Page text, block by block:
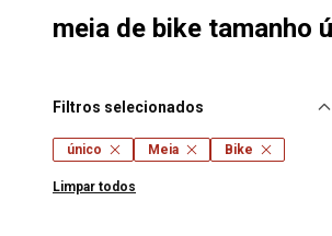
meia de bike tamanho
Filtros selecionados
único Meia Bike
Limpar todos